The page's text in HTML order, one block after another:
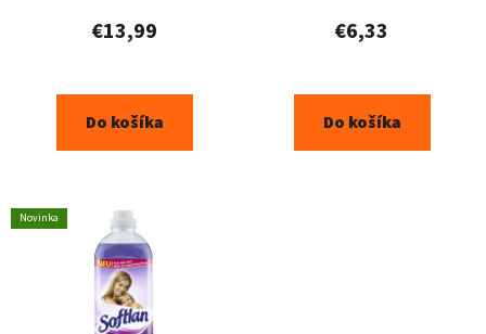
produktu
je
€13,99
Do košíka
€6,33
Do košíka
Novinka